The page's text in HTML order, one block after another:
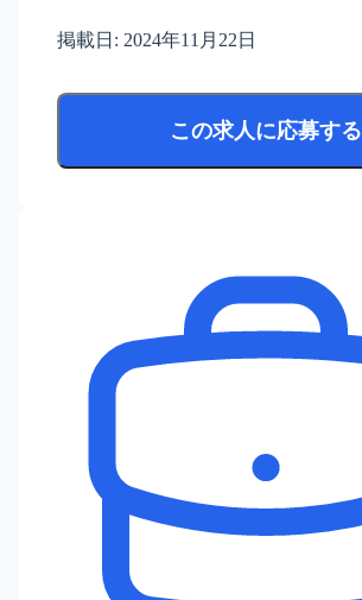
掲載日: 2024年11月22日
この求人に応募する